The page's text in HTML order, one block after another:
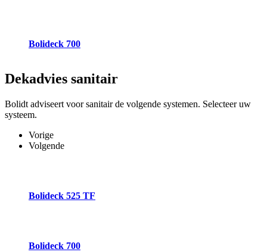
Bolideck 700
Dekadvies sanitair
Bolidt adviseert voor sanitair de volgende systemen. Selecteer uw
systeem.
Vorige
Volgende
Bolideck 525 TF
Bolideck 700